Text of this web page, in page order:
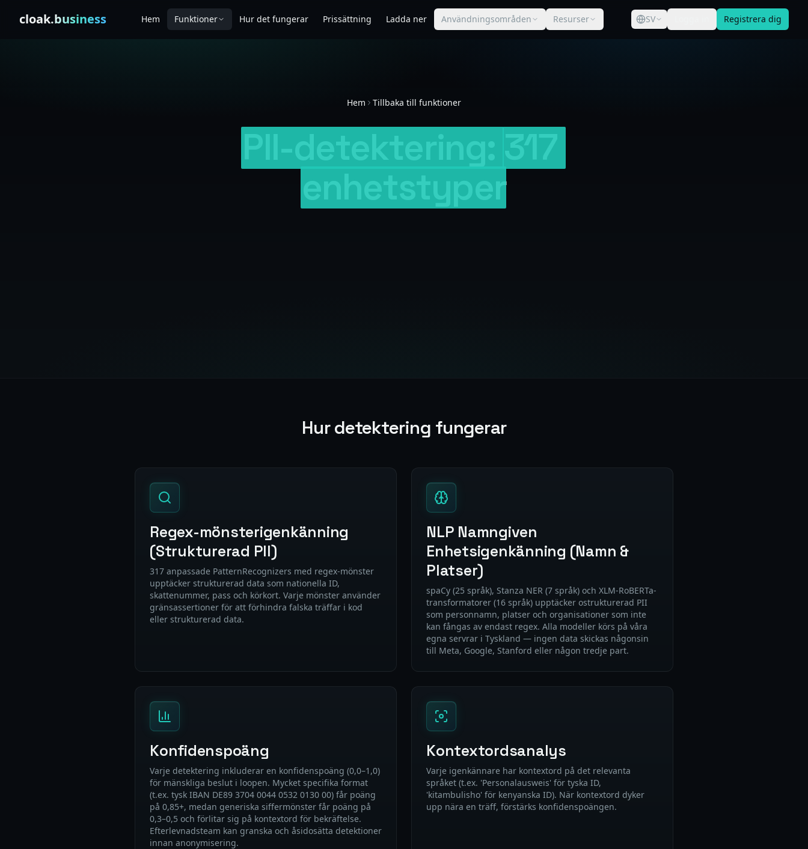
cloak.business Hem Funktioner Hur det fungerar Prissättning Ladda ner Användningsområden Resurser SV Registrera dig
Hem Tillbaka till funktioner
enhetstyper
Hur detektering fungerar
Regex-mönsterigenkänning
(Strukturerad PII)
317 anpassade PatternRecognizers med regex-mönster
upptäcker strukturerad data som nationella ID,
skattenummer, pass och körkort. Varje mönster använder
gränsassertioner för att förhindra falska träffar i kod
eller strukturerad data.
NLP Namngiven
Enhetsigenkänning (Namn &
Platser)
spaCy (25 språk), Stanza NER (7 språk) och XLM-RoBERTa-
transformatorer (16 språk) upptäcker ostrukturerad PII
som personnamn, platser och organisationer som inte
kan fångas av endast regex. Alla modeller körs på våra
egna servrar i Tyskland — ingen data skickas någonsin
till Meta, Google, Stanford eller någon tredje part.
Konfidenspoäng
Varje detektering inkluderar en konfidenspoäng (0,0–1,0)
för mänskliga beslut i loopen. Mycket specifika format
(t.ex. tysk IBAN DE89 3704 0044 0532 0130 00) får poäng
på 0,85+, medan generiska siffermönster får poäng på
0,3–0,5 och förlitar sig på kontextord för bekräftelse.
Efterlevnadsteam kan granska och åsidosätta detektioner
innan anonymisering.
Kontextordsanalys
Varje igenkännare har kontextord på det relevanta
språket (t.ex. 'Personalausweis' för tyska ID,
'kitambulisho' för kenyanska ID). När kontextord dyker
upp nära en träff, förstärks konfidenspoängen.